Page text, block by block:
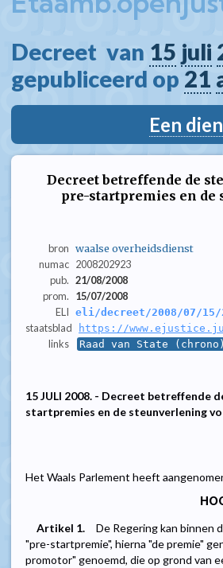
Decreet  van 15 juli
gepubliceerd op 21
Een
Decreet betreffende de
pre-startpremies en
bron waalse overheidsdienst
numac 2008202923
pub. 21/08/2008
prom.
15/07/2008
ELI eli/decreet/2008/07/15/
staatsblad https://
links Raad van State (chrono)
15 JULI 2008. - Decreet betreffende
startpremies en de steunverlening
Het Waals Parlement heeft
Artikel 1.
De Regering kan binnen
"pre-startpremie", hierna "de premie"
promotor" genoemd, die op grond van